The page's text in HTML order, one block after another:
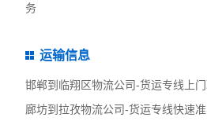
务
运输信息
邯郸到临翔区物流公司-货运专线上门
廊坊到拉孜物流公司-货运专线快速准